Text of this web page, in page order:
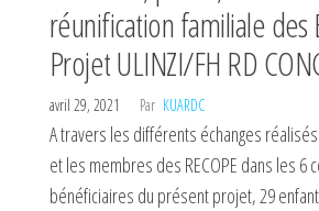
réunification familiale des
Projet ULINZI/FH RD
avril 29, 2021 Par KUARDC
A travers les différents échanges
et les membres des RECOPE dans les 6
bénéficiaires du présent projet, 29